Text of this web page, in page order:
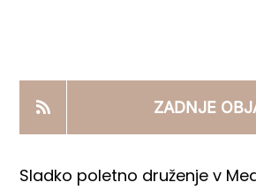
PRODAJNI IZDELKI
AKTUALNO
ZADNJE
Sladko poletno druženje v